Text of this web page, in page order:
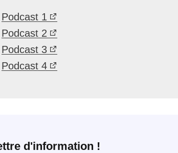
Podcast 1
Podcast 2
Podcast 3
Podcast 4
d'information !